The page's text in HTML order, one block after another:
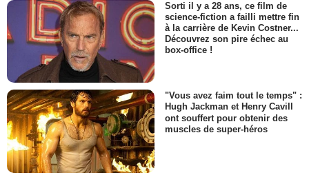
Sorti il y a 28 ans, ce film de
science-fiction a failli mettre fin
à la carrière de Kevin Costner...
Découvrez son pire échec au
box-office !
"Vous avez faim tout le temps" :
Hugh Jackman et Henry Cavill
ont souffert pour obtenir des
muscles de super-héros